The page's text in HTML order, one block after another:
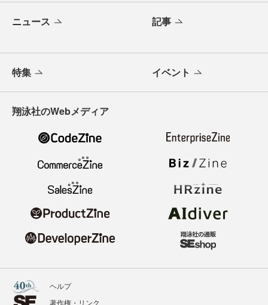
ニュース 記事
特集 イベント
翔泳社のWebメディア
ヘルプ
著作権・リンク